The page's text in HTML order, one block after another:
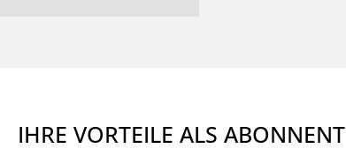
IHRE VORTEILE ALS ABONNENT